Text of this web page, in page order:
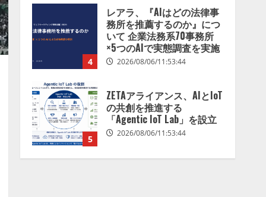
4
レアラ、『AIはどの法律事
務所を推薦するのか』につ
いて 企業法務系70事務所
×5つのAIで実態調査を実施
2026/08/06/11:53:44
5
ZETAアライアンス、AIとIoT
の共創を推進する
「Agentic IoT Lab」を設立
2026/08/06/11:53:44